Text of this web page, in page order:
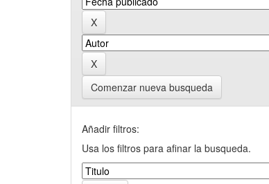
Comenzar nueva busqueda
Añadir filtros:
Usa los filtros para afinar la busqueda.